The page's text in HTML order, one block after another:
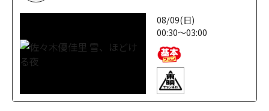
08/09(日)
00:30～03:00